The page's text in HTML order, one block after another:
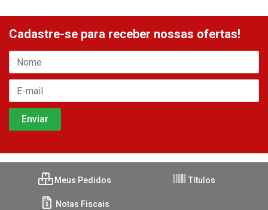
Cadastre-se para receber nossas ofertas!
Meus Pedidos Títulos
Notas Fiscais